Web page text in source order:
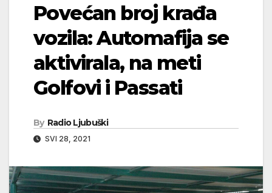
Povećan broj krađa
vozila: Automafija se
aktivirala, na meti
Golfovi i Passati
By Radio Ljubuški
SVI 28, 2021